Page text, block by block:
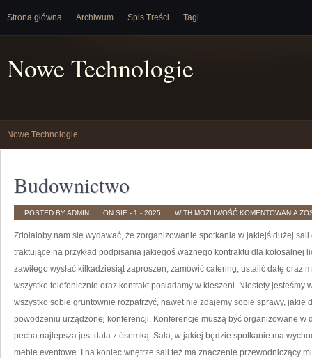
Strona główna Archiwum Spis Treści Tagi
Nowe Technologie
Nowe Technologie
Budownictwo
POSTED BY ADMIN ON SIE - 1 - 2025 WITH MOŻLIWOŚĆ KOMENTOWANIA
Zdołałoby nam się wydawać, że zorganizowanie spotkania w jakiejś dużej
traktujące na przykład podpisania jakiegoś ważnego kontraktu dla kolosalnej
zawiłego wysłać kilkadziesiąt zaproszeń, zamówić catering, ustalić datę oraz
wszystko telefonicznie oraz kontrakt posiadamy w kieszeni. Niestety jesteśmy
wszystko sobie gruntownie rozpatrzyć, nawet nie zdajemy sobie sprawy, jakie
powodzeniu urządzonej konferencji. Konferencje muszą być organizowane w
pecha najlepsza jest data z ósemką. Sala, w jakiej będzie spotkanie ma
meble eventowe. I na koniec wnętrze sali też ma znaczenie przewodniczący